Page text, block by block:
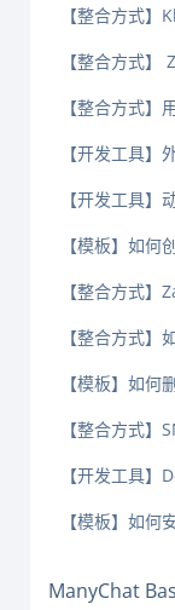
【整合方式】
【整合方式】
【整合方式】
【开发工具】
【开发工具】
【模板】如何
【整合方式
【整合方式
【模板】如何
【整合方式】
【开发工具】
【模板】如何
ManyChat